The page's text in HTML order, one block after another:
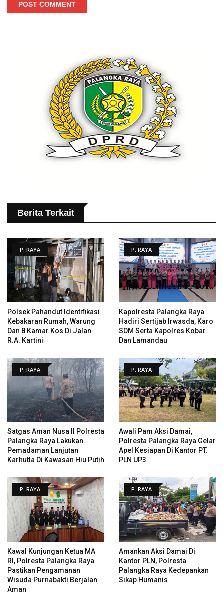
POST COMMENT
Berita Terkait
P. RAYA
Polsek Pahandut Identifikasi
Kebakaran Rumah, Warung
Dan 8 Kamar Kos Di Jalan
R.A. Kartini
P. RAYA
Kapolresta Palangka Raya
Hadiri Sertijab Irwasda, Karo
SDM Serta Kapolres Kobar
Dan Lamandau
P. RAYA
Satgas Aman Nusa II Polresta
Palangka Raya Lakukan
Pemadaman Lanjutan
Karhutla Di Kawasan Hiu Putih
P. RAYA
Awali Pam Aksi Damai,
Polresta Palangka Raya Gelar
Apel Kesiapan Di Kantor PT.
PLN UP3
P. RAYA
Kawal Kunjungan Ketua MA
RI, Polresta Palangka Raya
Pastikan Pengamanan
Wisuda Purnabakti Berjalan
Aman
P. RAYA
Amankan Aksi Damai Di
Kantor PLN, Polresta
Palangka Raya Kedepankan
Sikap Humanis